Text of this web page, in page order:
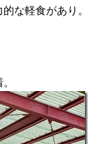
な軽食があり。